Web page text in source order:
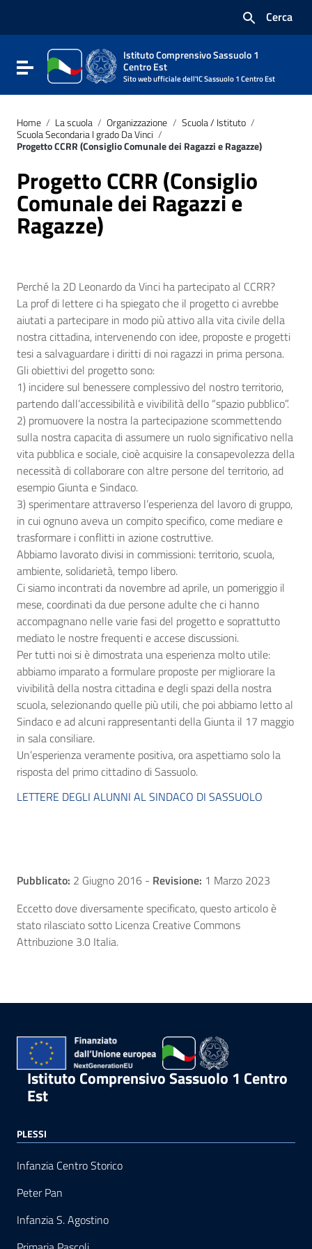
Vai al footer
Cerca
Attiva / disattiva la navigazione
Istituto Comprensivo Sassuolo 1
Centro Est
Sito web ufficiale dell'IC Sassuolo 1 Centro Est
Home / La scuola / Organizzazione / Scuola / Istituto /
Scuola Secondaria I grado Da Vinci /
Progetto CCRR (Consiglio Comunale dei Ragazzi e Ragazze)
Progetto CCRR (Consiglio
Comunale dei Ragazzi e
Ragazze)
Perché la 2D Leonardo da Vinci ha partecipato al CCRR?
La prof di lettere ci ha spiegato che il progetto ci avrebbe
aiutati a partecipare in modo più attivo alla vita civile della
nostra cittadina, intervenendo con idee, proposte e progetti
tesi a salvaguardare i diritti di noi ragazzi in prima persona.
Gli obiettivi del progetto sono:
1) incidere sul benessere complessivo del nostro territorio,
partendo dall’accessibilità e vivibilità dello “spazio pubblico”.
2) promuovere la nostra la partecipazione scommettendo
sulla nostra capacita di assumere un ruolo significativo nella
vita pubblica e sociale, cioè acquisire la consapevolezza della
necessità di collaborare con altre persone del territorio, ad
esempio Giunta e Sindaco.
3) sperimentare attraverso l’esperienza del lavoro di gruppo,
in cui ognuno aveva un compito specifico, come mediare e
trasformare i conflitti in azione costruttive.
Abbiamo lavorato divisi in commissioni: territorio, scuola,
ambiente, solidarietà, tempo libero.
Ci siamo incontrati da novembre ad aprile, un pomeriggio il
mese, coordinati da due persone adulte che ci hanno
accompagnano nelle varie fasi del progetto e soprattutto
mediato le nostre frequenti e accese discussioni.
Per tutti noi si è dimostrata una esperienza molto utile:
abbiamo imparato a formulare proposte per migliorare la
vivibilità della nostra cittadina e degli spazi della nostra
scuola, selezionando quelle più utili, che poi abbiamo letto al
Sindaco e ad alcuni rappresentanti della Giunta il 17 maggio
in sala consiliare.
Un’esperienza veramente positiva, ora aspettiamo solo la
risposta del primo cittadino di Sassuolo.
LETTERE DEGLI ALUNNI AL SINDACO DI SASSUOLO
Pubblicato: 2 Giugno 2016 - Revisione: 1 Marzo 2023
Eccetto dove diversamente specificato, questo articolo è
stato rilasciato sotto Licenza Creative Commons
Attribuzione 3.0 Italia.
Istituto Comprensivo Sassuolo 1 Centro
Est
PLESSI
Infanzia Centro Storico
Peter Pan
Infanzia S. Agostino